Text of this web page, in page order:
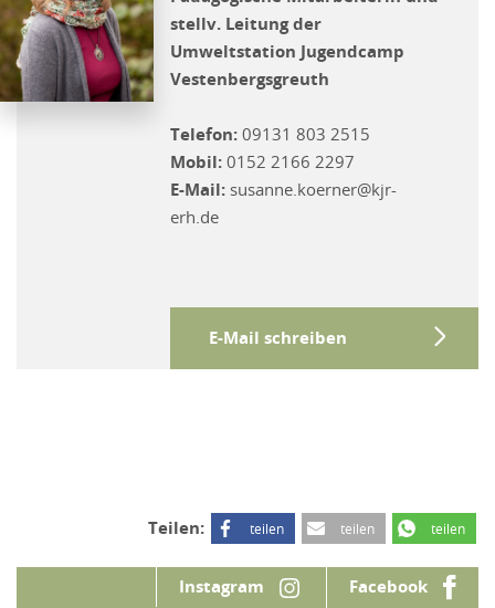
stellv. Leitung der
Umweltstation Jugendcamp
Vestenbergsgreuth
Telefon: 09131 803 2515
Mobil: 0152 2166 2297
E-Mail: susanne.koerner@kjr-
erh.de
E-Mail schreiben
Teilen: teilen teilen teilen
Instagram Facebook